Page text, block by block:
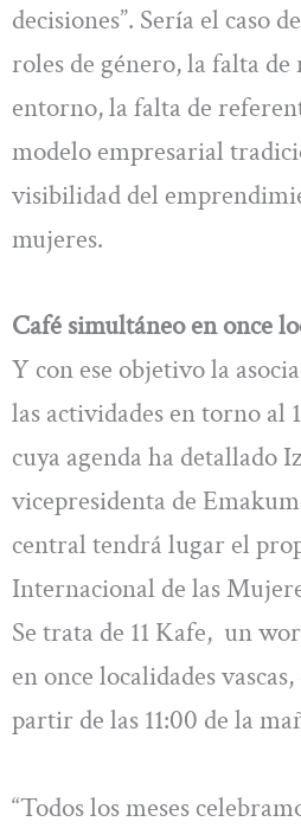
decisiones”. Sería el caso
roles de género, la falta
entorno, la falta de
modelo empresarial
visibilidad del
mujeres.
Café simultáneo en once
Y con ese objetivo la
las actividades en torno al
cuya agenda ha detallado
vicepresidenta de
central tendrá lugar el
Internacional de las
Se trata de 11 Kafe, un
en once localidades
partir de las 11:00 de la
“Todos los meses